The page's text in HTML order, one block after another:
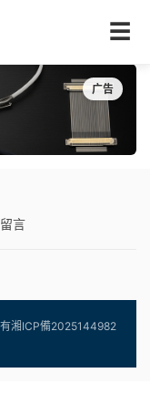
☰
广告
言
湘ICP備2025144982